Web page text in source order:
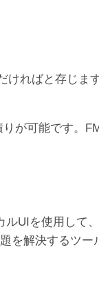
ければと存じま
が可能です。
UIを使用して
を解決するツー